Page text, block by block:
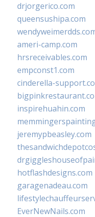
drjorgerico.com
queensushipa.com
ameri-camp.com
hrsreceivables.com
empconst1.com
cinderella-
inspirehuahin.com
jeremypbeasley.com
hotflashdesigns.com
garagenadeau.com
EverNewNails.com